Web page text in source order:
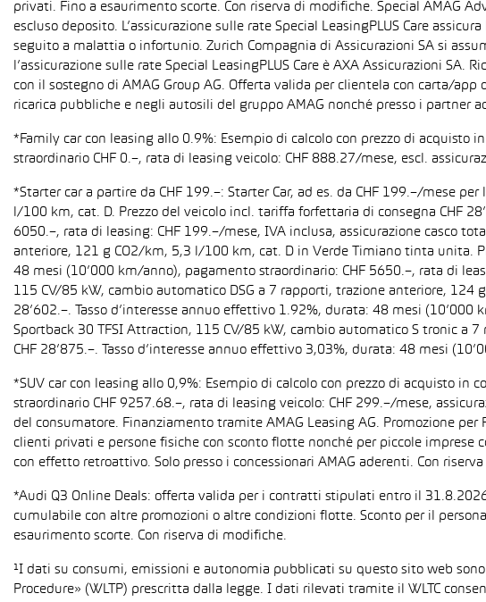
privati. Fino a esaurimento scorte. Con riserva di modifiche. Special AMAG
escluso deposito. L’assicurazione sulle rate Special LeasingPLUS Care
seguito a malattia o infortunio. Zurich Compagnia di Assicurazioni SA si
l’assicurazione sulle rate Special LeasingPLUS Care è AXA Assicurazioni
con il sostegno di AMAG Group AG. Offerta valida per clientela con carta/
ricarica pubbliche e negli autosili del gruppo AMAG nonché presso i partner
*Family car con leasing allo 0.9%: Esempio di calcolo con prezzo di acquisto
straordinario CHF 0.–, rata di leasing veicolo: CHF 888.27/mese, escl.
*Starter car a partire da CHF 199.–: Starter Car, ad es. da CHF 199.–/mese
l/100 km, cat. D. Prezzo del veicolo incl. tariffa forfettaria di consegna CHF
6050.–, rata di leasing: CHF 199.–/mese, IVA inclusa, assicurazione casco
anteriore, 121 g CO2/km, 5,3 l/100 km, cat. D in Verde Timiano tinta unita.
48 mesi (10’000 km/anno), pagamento straordinario: CHF 5650.–, rata di
115 CV/85 kW, cambio automatico DSG a 7 rapporti, trazione anteriore,
28’602.–. Tasso d’interesse annuo effettivo 1.92%, durata: 48 mesi
Sportback 30 TFSI Attraction, 115 CV/85 kW, cambio automatico S tronic a
CHF 28’875.–. Tasso d’interesse annuo effettivo 3,03%, durata: 48 mesi
*SUV car con leasing allo 0,9%: Esempio di calcolo con prezzo di acquisto in
straordinario CHF 9257.68.–, rata di leasing veicolo: CHF 299.–/mese,
del consumatore. Finanziamento tramite AMAG Leasing AG. Promozione
clienti privati e persone fisiche con sconto flotte nonché per piccole imprese
con effetto retroattivo. Solo presso i concessionari AMAG aderenti. Con
*Audi Q3 Online Deals: offerta valida per i contratti stipulati entro il
cumulabile con altre promozioni o altre condizioni flotte. Sconto per il
esaurimento scorte. Con riserva di modifiche.
¹I dati su consumi, emissioni e autonomia pubblicati su questo sito web
Procedure» (WLTP) prescritta dalla legge. I dati rilevati tramite il WLTC